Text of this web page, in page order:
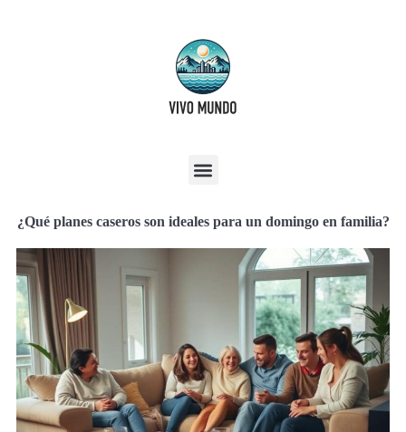
¿Qué planes caseros son ideales para un domingo en familia?